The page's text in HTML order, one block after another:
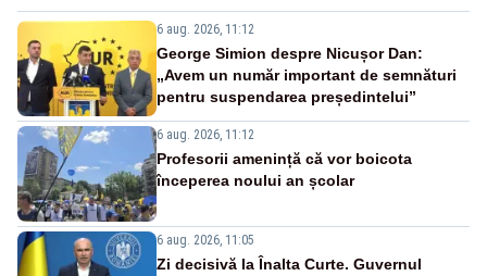
6 aug. 2026, 11:12
George Simion despre Nicușor Dan:
„Avem un număr important de semnături
pentru suspendarea președintelui”
6 aug. 2026, 11:12
Profesorii amenință că vor boicota
începerea noului an școlar
6 aug. 2026, 11:05
Zi decisivă la Înalta Curte. Guvernul